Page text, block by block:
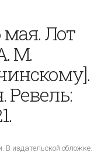
Лот
М.
Ревель:
В издательской обложке.